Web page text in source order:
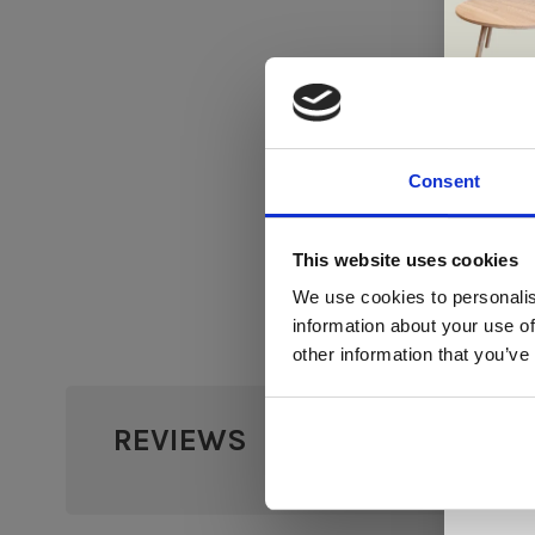
Consent
This website uses cookies
We use cookies to
information about your use
other information that
REVIEWS